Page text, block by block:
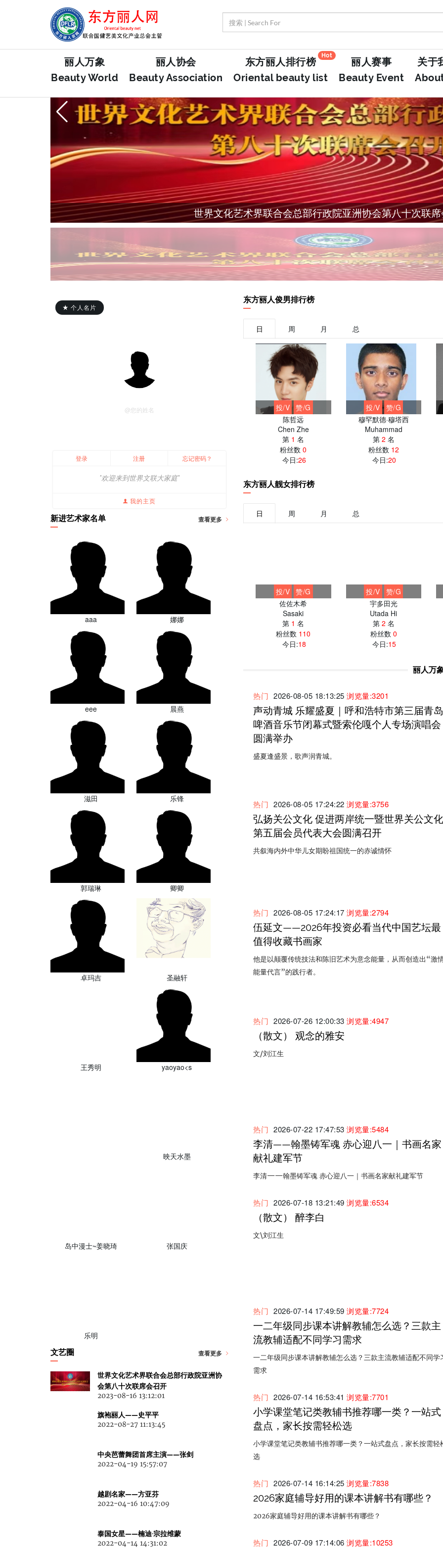
丽人万象
Beauty World
丽人协会
Beauty Association
东方丽人排行榜
Oriental beauty list
Hot
丽人赛事
Beauty Event
关于
世界文化艺术界联合会总部行政院亚洲协会第八十次联
个人名片
@您的姓名
登录 注册 忘记密码？
"欢迎来到世界文联大家庭"
我的主页
新进艺术家名单 查看更多
aaa 娜娜
eee 晨燕
滋田 乐锋
郭瑞琳 卿卿
卓玛吉 圣融轩
王秀明 yaoyao<s
映天水墨
岛中漫士~姜晓琦 张国庆
乐明
文艺圈 查看更多
世界文化艺术界联合会总部行政院亚洲协
会第八十次联席会召开
2023-08-16 13:12:01
旗袍丽人——史平平
2022-08-27 11:13:45
中央芭蕾舞团首席主演——张剑
2022-04-19 15:57:07
越剧名家——方亚芬
2022-04-16 10:47:09
泰国女星——楠迪·宗拉维蒙
2022-04-14 14:31:02
东方丽人俊男排行榜
日 周 月 总
投/V
赞/G
陈哲远
Chen Zhe
第 1 名
粉丝数0
今日:26
投/V
赞/G
穆罕默德·穆塔西
Muhammad
第 2 名
粉丝数 12
今日:20
东方丽人靓女排行榜
日 周 月 总
投/V
赞/G
佐佐木希
Sasaki
第 1 名
粉丝数 110
今日:18
投/V
赞/G
宇多田光
Utada Hi
第 2 名
粉丝数 0
今日:15
丽人万
热门 2026-08-05 18:13:25 浏览量:3201
声动青城 乐耀盛夏｜呼和浩特市第三届青岛
啤酒音乐节闭幕式暨索伦嘎个人专场演唱会
圆满举办
盛夏逢盛景，歌声润青城。
热门 2026-08-05 17:24:22 浏览量:3756
弘扬关公文化 促进两岸统一暨世界关公文化
第五届会员代表大会圆满召开
共叙海内外中华儿女期盼祖国统一的赤诚情怀
热门 2026-08-05 17:24:17 浏览量:2794
伍延文——2026年投资必看当代中国艺坛最
值得收藏书画家
他是以颠覆传统技法和陈旧艺术为意念能量，从而创造出“激
能量代言”的践行者。
热门 2026-07-26 12:00:33 浏览量:4947
（散文） 观念的雅安
文/刘江生
热门 2026-07-22 17:47:53 浏览量:5484
李清——翰墨铸军魂 赤心迎八一｜书画名家
献礼建军节
李清——翰墨铸军魂 赤心迎八一｜书画名家献礼建军节
热门 2026-07-18 13:21:49 浏览量:6534
（散文） 醉李白
文\刘江生
热门 2026-07-14 17:49:59 浏览量:7724
一二年级同步课本讲解教辅怎么选？三款主
流教辅适配不同学习需求
一二年级同步课本讲解教辅怎么选？三款主流教辅适配不同学
需求
热门 2026-07-14 16:53:41 浏览量:7701
小学课堂笔记类教辅书推荐哪一类？一站式
盘点，家长按需轻松选
小学课堂笔记类教辅书推荐哪一类？一站式盘点，家长按需轻
选
热门 2026-07-14 16:14:25 浏览量:7838
2026家庭辅导好用的课本讲解书有哪些？
2026家庭辅导好用的课本讲解书有哪些？
热门 2026-07-09 17:14:06 浏览量:10253